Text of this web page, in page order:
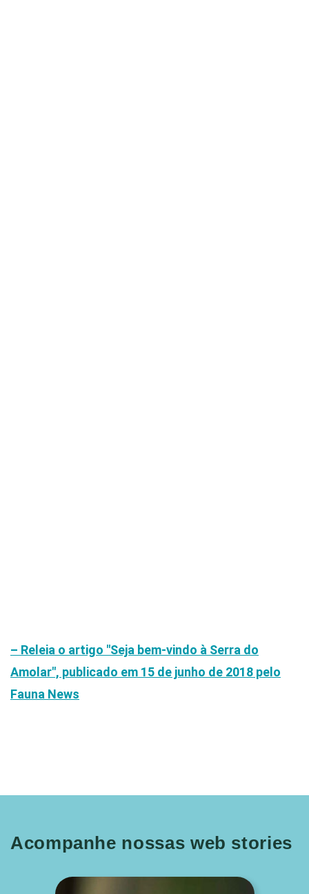
– Releia o artigo "Seja bem-vindo à Serra do
Amolar", publicado em 15 de junho de 2018 pelo
Fauna News
Acompanhe nossas web stories